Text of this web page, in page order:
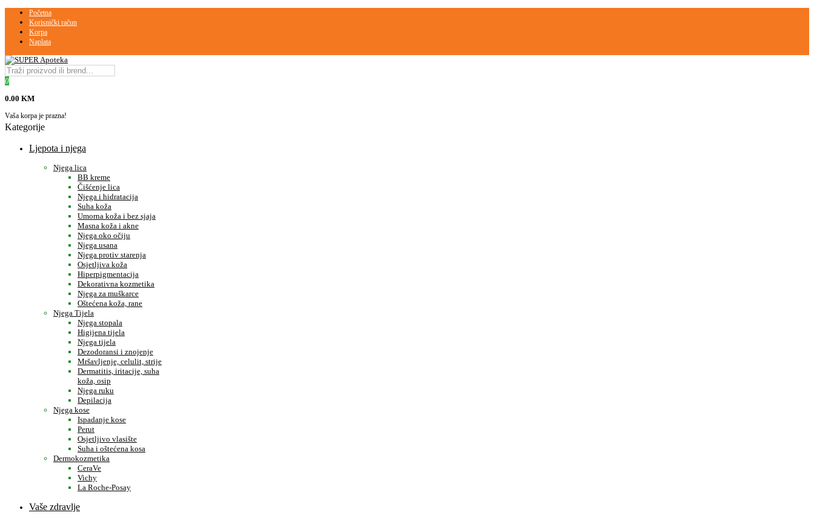
Početna
Korisnički račun
Korpa
Naplata
0
0.00 KM
Vaša korpa je prazna!
Kategorije
Ljepota i njega
Njega lica
BB kreme
Čišćenje lica
Njega i hidratacija
Suha koža
Umorna koža i bez sjaja
Masna koža i akne
Njega oko očiju
Njega usana
Njega protiv starenja
Osjetljiva koža
Hiperpigmentacija
Dekorativna kozmetika
Njega za muškarce
Oštećena koža, rane
Njega Tijela
Njega stopala
Higijena tijela
Njega tijela
Dezodoransi i znojenje
Mršavljenje, celulit, strije
Dermatitis, iritacije, suha
koža, osip
Njega ruku
Depilacija
Njega kose
Ispadanje kose
Perut
Osjetljivo vlasište
Suha i oštećena kosa
Dermokozmetika
CeraVe
Vichy
La Roche-Posay
Vaše zdravlje